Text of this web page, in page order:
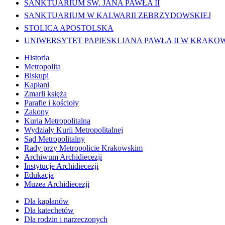
SANKTUARIUM ŚW. JANA PAWŁA II
SANKTUARIUM W KALWARII ZEBRZYDOWSKIEJ
STOLICA APOSTOLSKA
UNIWERSYTET PAPIESKI JANA PAWŁA II W
Historia
Metropolita
Biskupi
Kapłani
Zmarli księża
Parafie i kościoły
Zakony
Kuria Metropolitalna
Wydziały Kurii Metropolitalnej
Sąd Metropolitalny
Rady przy Metropolicie Krakowskim
Archiwum Archidiecezji
Instytucje Archidiecezji
Edukacja
Muzea Archidiecezji
Dla kapłanów
Dla katechetów
Dla rodzin i narzeczonych